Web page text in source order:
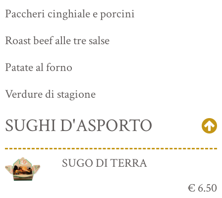
Paccheri cinghiale e porcini
Roast beef alle tre salse
Patate al forno
Verdure di stagione
SUGHI D'ASPORTO
SUGO DI TERRA
€ 6.50